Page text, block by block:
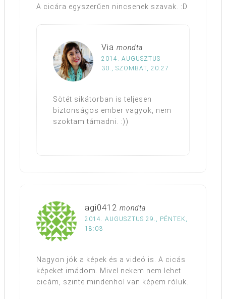
A cicára egyszerűen nincsenek szavak. :D
Via mondta
2014. AUGUSZTUS
30., SZOMBAT, 20:27
Sötét sikátorban is teljesen
biztonságos ember vagyok, nem
szoktam támadni. :))
agi0412 mondta
2014. AUGUSZTUS 29., PÉNTEK,
18:03
Nagyon jók a képek és a videó is. A cicás
képeket imádom. Mivel nekem nem lehet
cicám, szinte mindenhol van képem róluk.